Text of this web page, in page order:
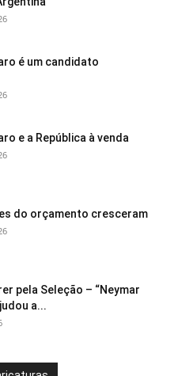
é um candidato
e a República à venda
do orçamento cresceram
pela Seleção – “Neymar
a...